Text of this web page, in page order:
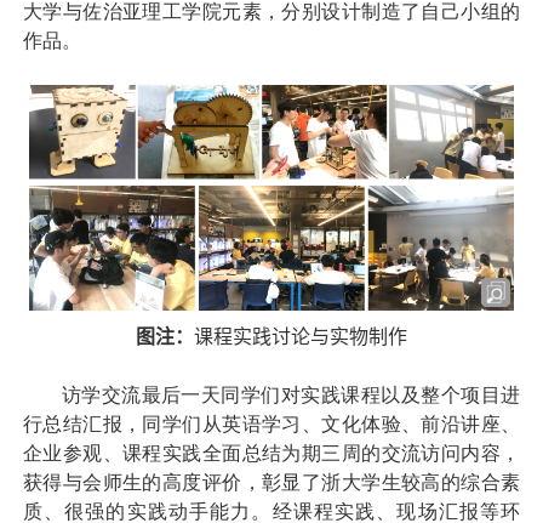
大学与佐治亚理工学院元素，分别设计制造了自己小组的
作品。
图注： 课程实践讨论与实物制作
访学交流最后一天同学们对实践课程以及整个项目进
行总结汇报，同学们从英语学习、文化体验、前沿讲座、
企业参观、课程实践全面总结为期三周的交流访问内容，
获得与会师生的高度评价，彰显了浙大学生较高的综合素
质、很强的实践动手能力。经课程实践、现场汇报等环